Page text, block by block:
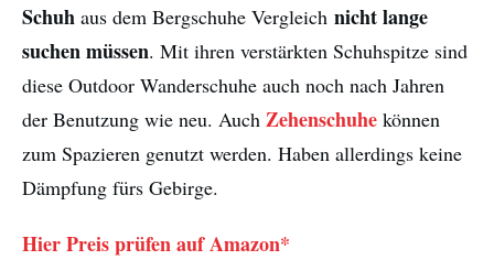
Schuh aus dem Bergschuhe Vergleich nicht lange
suchen müssen. Mit ihren verstärkten Schuhspitze sind
diese Outdoor Wanderschuhe auch noch nach Jahren
der Benutzung wie neu. Auch Zehenschuhe können
zum Spazieren genutzt werden. Haben allerdings keine
Dämpfung fürs Gebirge.
Hier Preis prüfen auf Amazon*